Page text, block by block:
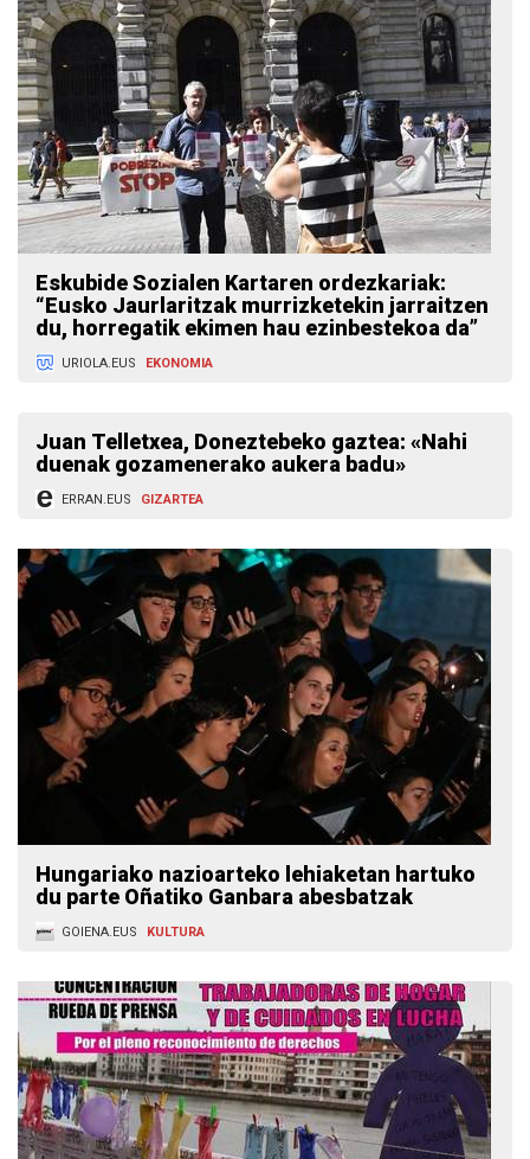
Eskubide Sozialen Kartaren ordezkariak:
“Eusko Jaurlaritzak murrizketekin jarraitzen
du, horregatik ekimen hau ezinbestekoa da”
URIOLA.EUS EKONOMIA
Juan Telletxea, Doneztebeko gaztea: «Nahi
duenak gozamenerako aukera badu»
ERRAN.EUS GIZARTEA
Hungariako nazioarteko lehiaketan hartuko
du parte Oñatiko Ganbara abesbatzak
GOIENA.EUS KULTURA